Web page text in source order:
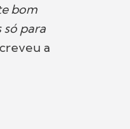
bom
só para
a